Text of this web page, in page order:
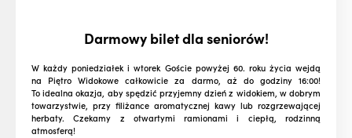
Darmowy bilet dla seniorów!
W każdy poniedziałek i wtorek Goście powyżej 60. roku życia wejdą
na Piętro Widokowe całkowicie za darmo, aż do godziny 16:00!
To idealna okazja, aby spędzić przyjemny dzień z widokiem, w dobrym
towarzystwie, przy filiżance aromatycznej kawy lub rozgrzewającej
herbaty. Czekamy z otwartymi ramionami i ciepłą, rodzinną
atmosferą!